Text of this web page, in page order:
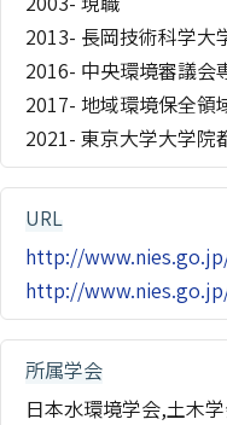
2013- 長岡技術科学大
2016- 中央環境審議会
2017- 地域環境保全領
2021- 東京大学大学
URL
http://
http://
所属学会
日本水環境学会,土木